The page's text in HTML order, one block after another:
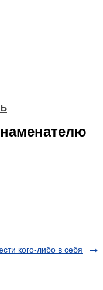
кого-либо в себя